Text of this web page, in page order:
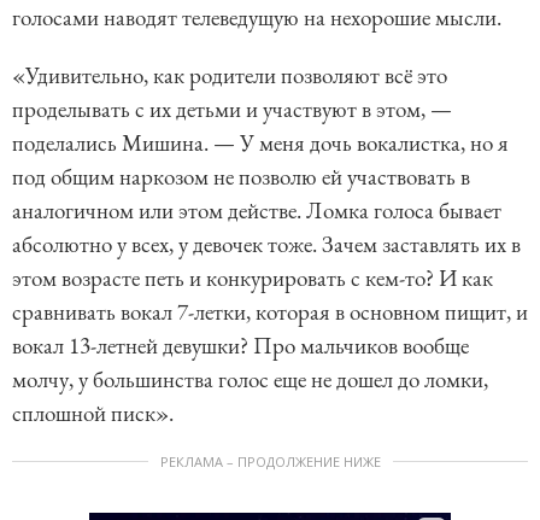
голосами наводят телеведущую на нехорошие мысли.
«Удивительно, как родители позволяют всё это
проделывать с их детьми и участвуют в этом, —
поделались Мишина. — У меня дочь вокалистка, но я
под общим наркозом не позволю ей участвовать в
аналогичном или этом действе. Ломка голоса бывает
абсолютно у всех, у девочек тоже. Зачем заставлять их в
этом возрасте петь и конкурировать с кем-то? И как
сравнивать вокал 7-летки, которая в основном пищит, и
вокал 13-летней девушки? Про мальчиков вообще
молчу, у большинства голос еще не дошел до ломки,
сплошной писк».
РЕКЛАМА – ПРОДОЛЖЕНИЕ НИЖЕ